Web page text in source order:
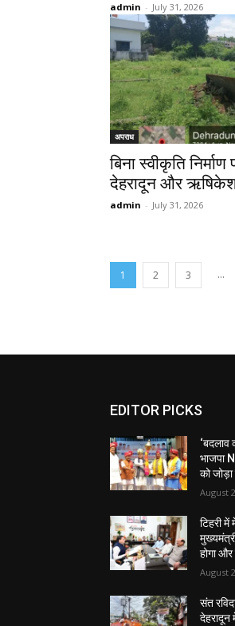
admin - July 31, 2026
अपराध
बिना स्वीकृति
देहरादून और ऋषिकेश
admin - July 31, 2026
1 2 3 ...
EDITOR PICKS
भाजपा
को
August
टिहरी
होगा और
August
संत
देहरादून